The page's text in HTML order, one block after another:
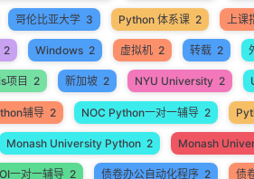
哥伦比亚大学 3 Python 体系课 2 上课
2 Windows 2 虚拟机 2 转载 2
项目 2 新加坡 2 NYU University 2
辅导 2 NOC Python一对一辅导 2
Monash University Python 2 Monash
一对一辅导 2 债卷办公自动化程序 2 债